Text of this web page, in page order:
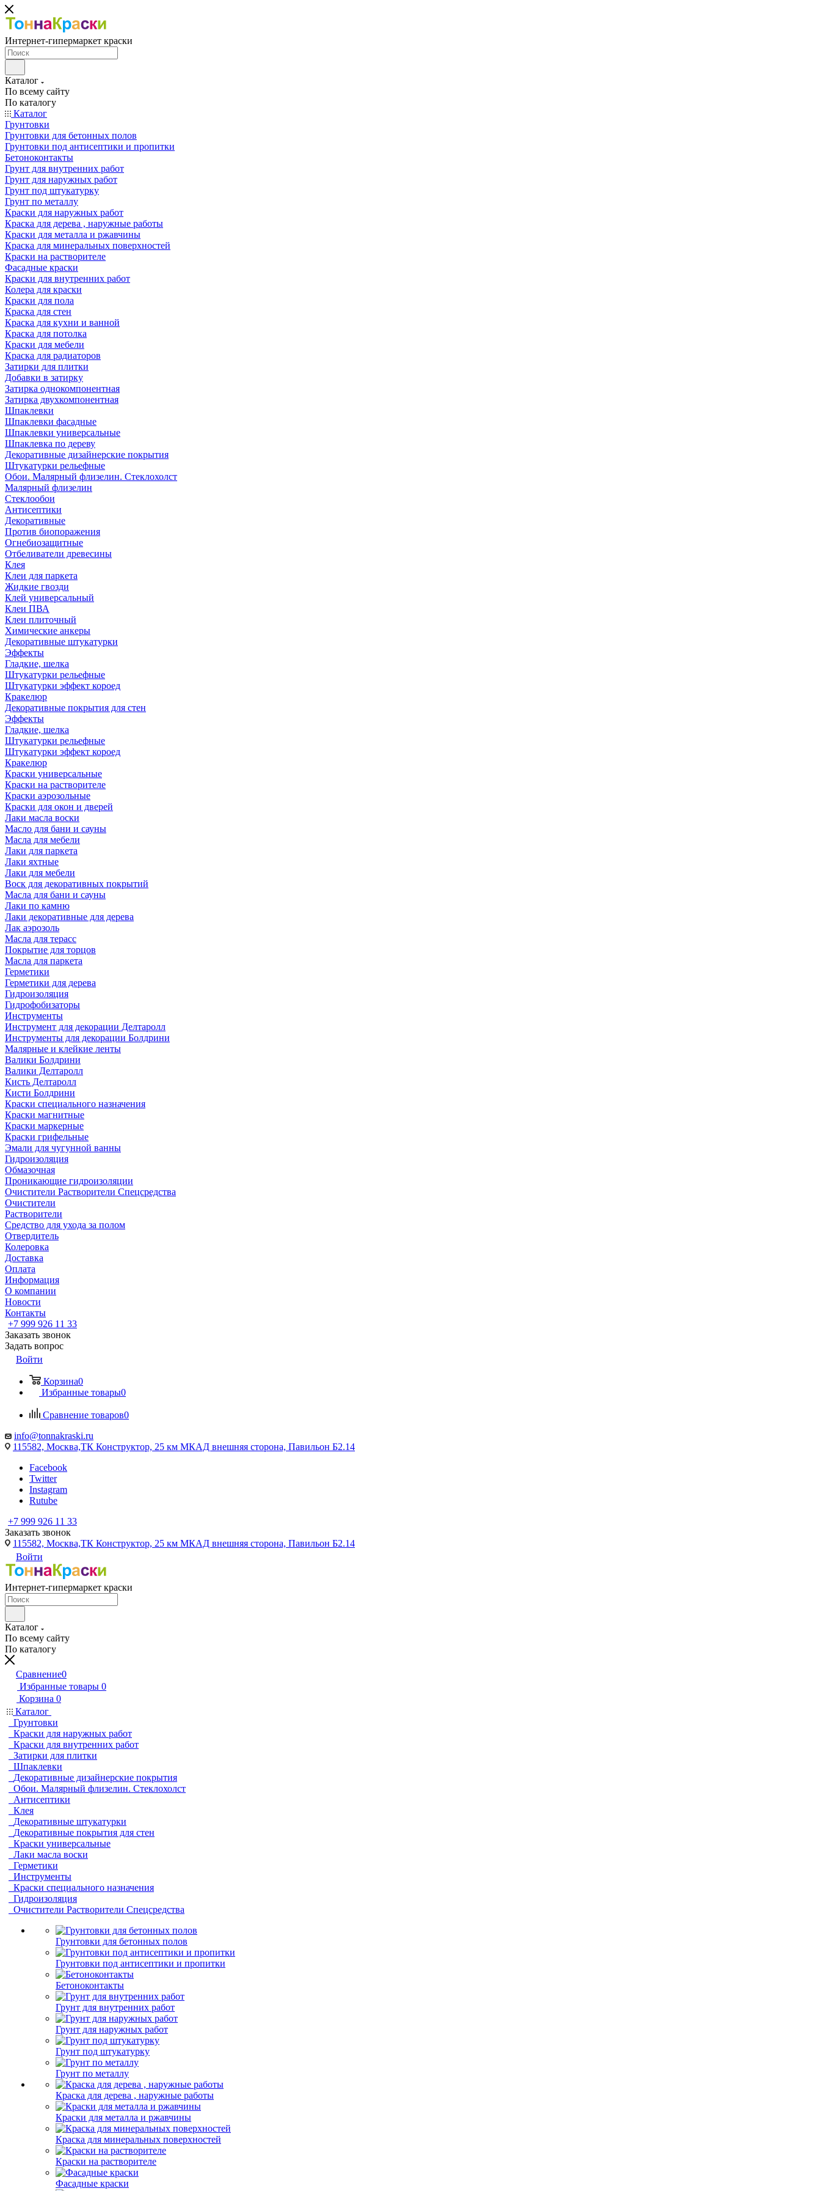
Интернет-гипермаркет краски
Каталог
По всему сайту
По каталогу
Каталог
Грунтовки
Грунтовки для бетонных полов
Грунтовки под антисептики и пропитки
Бетоноконтакты
Грунт для внутренних работ
Грунт для наружных работ
Грунт под штукатурку
Грунт по металлу
Краски для наружных работ
Краска для дерева , наружные работы
Краски для металла и ржавчины
Краска для минеральных поверхностей
Краски на растворителе
Фасадные краски
Краски для внутренних работ
Колера для краски
Краски для пола
Краска для стен
Краска для кухни и ванной
Краска для потолка
Краски для мебели
Краска для радиаторов
Затирки для плитки
Добавки в затирку
Затирка однокомпонентная
Затирка двухкомпонентная
Шпаклевки
Шпаклевки фасадные
Шпаклевки универсальные
Шпаклевка по дереву
Декоративные дизайнерские покрытия
Штукатурки рельефные
Обои. Малярный флизелин. Стеклохолст
Малярный флизелин
Стеклообои
Антисептики
Декоративные
Против биопоражения
Огнебиозащитные
Отбеливатели древесины
Клея
Клеи для паркета
Жидкие гвозди
Клей универсальный
Клеи ПВА
Клеи плиточный
Химические анкеры
Декоративные штукатурки
Эффекты
Гладкие, шелка
Штукатурки рельефные
Штукатурки эффект короед
Кракелюр
Декоративные покрытия для стен
Эффекты
Гладкие, шелка
Штукатурки рельефные
Штукатурки эффект короед
Кракелюр
Краски универсальные
Краски на растворителе
Краски аэрозольные
Краски для окон и дверей
Лаки масла воски
Масло для бани и сауны
Масла для мебели
Лаки для паркета
Лаки яхтные
Лаки для мебели
Воск для декоративных покрытий
Масла для бани и сауны
Лаки по камню
Лаки декоративные для дерева
Лак аэрозоль
Масла для терасс
Покрытие для торцов
Масла для паркета
Герметики
Герметики для дерева
Гидроизоляция
Гидрофобизаторы
Инструменты
Инструмент для декорации Делтаролл
Инструменты для декорации Болдрини
Малярные и клейкие ленты
Валики Болдрини
Валики Делтаролл
Кисть Делтаролл
Кисти Болдрини
Краски специального назначения
Краски магнитные
Краски маркерные
Краски грифельные
Эмали для чугунной ванны
Гидроизоляция
Обмазочная
Проникающие гидроизоляции
Очистители Растворители Спецсредства
Очистители
Растворители
Средство для ухода за полом
Отвердитель
Колеровка
Доставка
Оплата
Информация
О компании
Новости
Контакты
+7 999 926 11 33
Заказать звонок
Задать вопрос
Войти
Корзина0
Избранные товары0
Сравнение товаров0
info@tonnakraski.ru
115582, Москва,ТК Конструктор, 25 км МКАД внешняя сторона, Павильон Б2.14
Facebook
Twitter
Instagram
Rutube
+7 999 926 11 33
Заказать звонок
115582, Москва,ТК Конструктор, 25 км МКАД внешняя сторона, Павильон Б2.14
Войти
Интернет-гипермаркет краски
Каталог
По всему сайту
По каталогу
Сравнение0
Избранные товары 0
Корзина 0
Каталог
Грунтовки
Краски для наружных работ
Краски для внутренних работ
Затирки для плитки
Шпаклевки
Декоративные дизайнерские покрытия
Обои. Малярный флизелин. Стеклохолст
Антисептики
Клея
Декоративные штукатурки
Декоративные покрытия для стен
Краски универсальные
Лаки масла воски
Герметики
Инструменты
Краски специального назначения
Гидроизоляция
Очистители Растворители Спецсредства
Грунтовки для бетонных полов
Грунтовки под антисептики и пропитки
Бетоноконтакты
Грунт для внутренних работ
Грунт для наружных работ
Грунт под штукатурку
Грунт по металлу
Краска для дерева , наружные работы
Краски для металла и ржавчины
Краска для минеральных поверхностей
Краски на растворителе
Фасадные краски